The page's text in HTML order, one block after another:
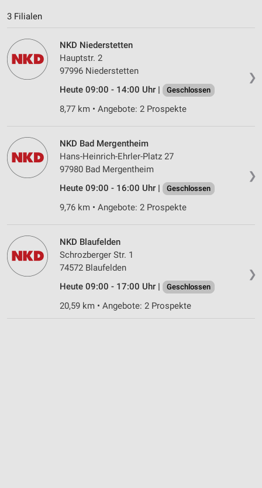
3 Filialen
❯
NKD Niederstetten
Hauptstr. 2
97996 Niederstetten
Heute 09:00 - 14:00 Uhr |
Geschlossen
8,77 km • Angebote: 2 Prospekte
❯
NKD Bad Mergentheim
Hans-Heinrich-Ehrler-Platz 27
97980 Bad Mergentheim
Heute 09:00 - 16:00 Uhr |
Geschlossen
9,76 km • Angebote: 2 Prospekte
❯
NKD Blaufelden
Schrozberger Str. 1
74572 Blaufelden
Heute 09:00 - 17:00 Uhr |
Geschlossen
20,59 km • Angebote: 2 Prospekte
IAB-Besonderheiten:
Verwendung genauer Standortdaten
Geräte anhand von aktiv angeforderten
Informationen identifizieren
Nicht-IAB-Verarbeitungszwecke:
Performance
Funktional